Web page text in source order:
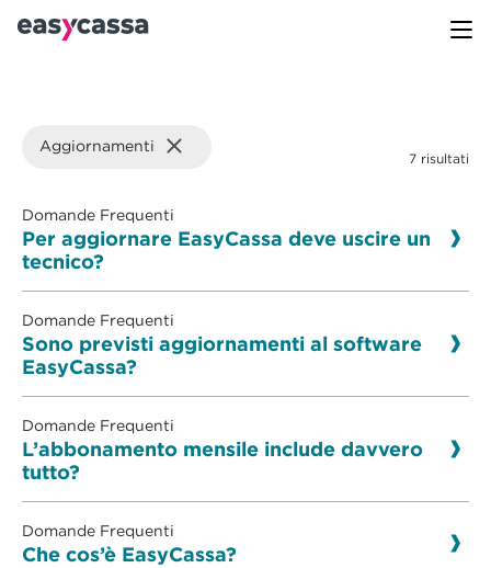
Aggiornamenti
7 risultati
Domande Frequenti
Per aggiornare EasyCassa deve uscire un
tecnico?
Domande Frequenti
Sono previsti aggiornamenti al software
EasyCassa?
Domande Frequenti
L’abbonamento mensile include davvero
tutto?
Domande Frequenti
Che cos’è EasyCassa?